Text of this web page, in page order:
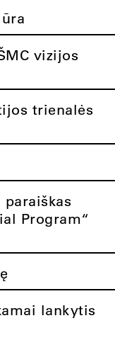
vizijos
trienalės
Program“
lankytis